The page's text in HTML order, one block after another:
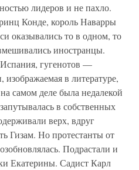
лидеров и не пахло.
Конде, король Наварры
оказывались то в одном, то
иностранцы.
гугенотов —
в литературе,
самом деле была недалекой
в собственных
верх, вдруг
Гизам. Но протестанты от
Подрастали и
Екатерины. Садист Карл